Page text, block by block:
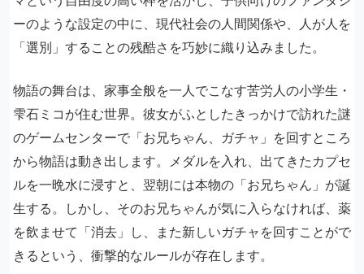
ーのような設定の中に、現代社会の人間関係や、人が人を
「選別」することの残酷さを巧妙に織り込みました。
物語の舞台は、家事全般を一人でこなす苦労人の小学生・
雫石ミコが住む世界。彼女がふとしたきっかけで訪れた謎
のゲームセンターで「お兄ちゃん、ガチャ」を回すところ
から物語は動き出します。メダルを入れ、出てきたカプセ
ルを一晩水に浸すと、翌朝には本物の「お兄ちゃん」が誕
生する。しかし、そのお兄ちゃんが気に入らなければ、薬
を飲ませて「消去」し、また新しいガチャを回すことがで
きるという、衝撃的なルールが存在します。